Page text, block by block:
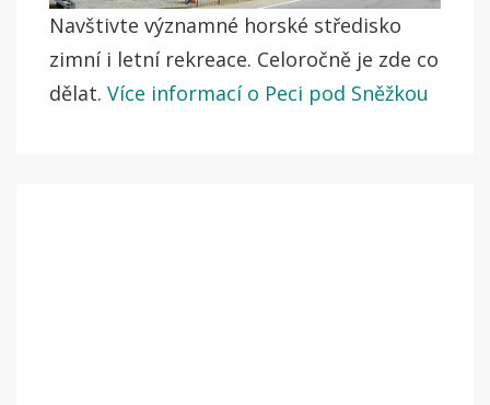
Navštivte významné horské středisko
zimní i letní rekreace. Celoročně je zde co
dělat. Více informací o Peci pod Sněžkou